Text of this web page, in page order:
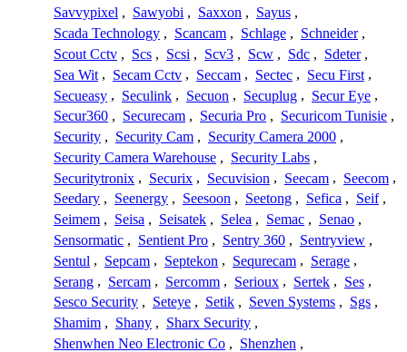
Savvypixel , Sawyobi , Saxxon , Sayus ,
Scada Technology , Scancam , Schlage , Schneider ,
Scout Cctv , Scs , Scsi , Scv3 , Scw , Sdc , Sdeter ,
Sea Wit , Secam Cctv , Seccam , Sectec , Secu First ,
Secueasy , Seculink , Secuon , Secuplug , Secur Eye ,
Secur360 , Securecam , Securia Pro , Securicom Tunisie ,
Security , Security Cam , Security Camera 2000 ,
Security Camera Warehouse , Security Labs ,
Securitytronix , Securix , Secuvision , Seecam , Seecom ,
Seedary , Seenergy , Seesoon , Seetong , Sefica , Seif ,
Seimem , Seisa , Seisatek , Selea , Semac , Senao ,
Sensormatic , Sentient Pro , Sentry 360 , Sentryview ,
Sentul , Sepcam , Septekon , Sequrecam , Serage ,
Serang , Sercam , Sercomm , Serioux , Sertek , Ses ,
Sesco Security , Seteye , Setik , Seven Systems , Sgs ,
Shamim , Shany , Sharx Security ,
Shenwhen Neo Electronic Co , Shenzhen ,